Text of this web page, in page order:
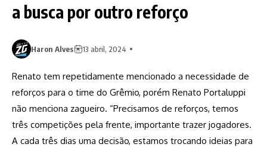
a busca por outro reforço
Haron Alves 13 abril, 2024
Renato tem repetidamente mencionado a necessidade de
reforços para o time do Grêmio, porém Renato Portaluppi
não menciona zagueiro. “Precisamos de reforços, temos
três competições pela frente, importante trazer jogadores.
A cada três dias uma decisão, estamos trocando ideias para